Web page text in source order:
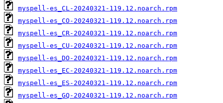
myspell-es_CL-20240321-119.12.noarch.rpm
myspell-es_CO-20240321-119.12.noarch.rpm
myspell-es_CR-20240321-119.12.noarch.rpm
myspell-es_CU-20240321-119.12.noarch.rpm
myspell-es_DO-20240321-119.12.noarch.rpm
myspell-es_EC-20240321-119.12.noarch.rpm
myspell-es_ES-20240321-119.12.noarch.rpm
myspell-es_GQ-20240321-119.12.noarch.rpm